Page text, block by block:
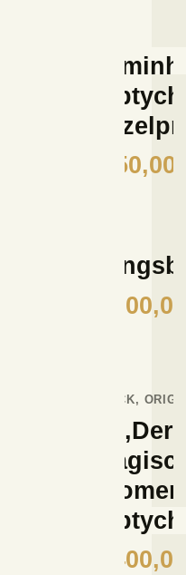
350,00
1.600,00
DRUCK,
‚Der
Moment‘
2.400,00